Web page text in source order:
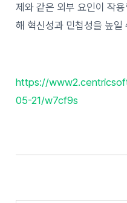
제와 같은 외부 요인이 작
해 혁신성과 민첩성을 높일
https://
05-21/w7cf9s